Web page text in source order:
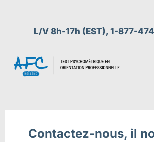
L/V 8h-17h (EST), 1-877-
Contactez-nous, il